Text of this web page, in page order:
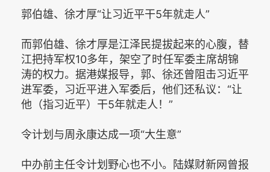
郭伯雄、徐才厚“让习近平干5年就走人”
而郭伯雄、徐才厚是江泽民提拔起来的心腹，替
江把持军权10多年，架空了时任军委主席胡锦
涛的权力。据港媒报导，郭、徐还曾阻击习近平
进军委，习近平进入军委后，他们还私议：“让
他（指习近平）干5年就走人！”
令计划与周永康达成一项“大生意”
中办前主任令计划野心也不小。陆媒财新网曾报